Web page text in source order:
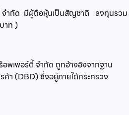
จำกัด มีผู้ถือหุ้นเป็นสัญชาติ ลงทุนรวม
บาท )
พเพอร์ตี้ จำกัด ถูกอ้างอิงจากฐาน
า (DBD) ซึ่งอยู่ภายใต้กระทรวง